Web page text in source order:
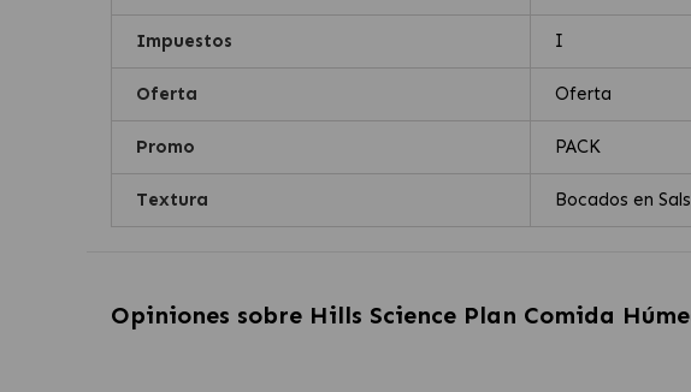
Impuestos I
Oferta Oferta
Promo PACK
Textura Bocados en
Opiniones sobre Hills Science Plan Comida